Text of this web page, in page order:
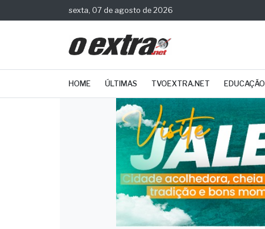
sexta, 07 de agosto de 2026
HOME ÚLTIMAS TVOEXTRA.NET EDUCAÇÃO
TRÂNSITO